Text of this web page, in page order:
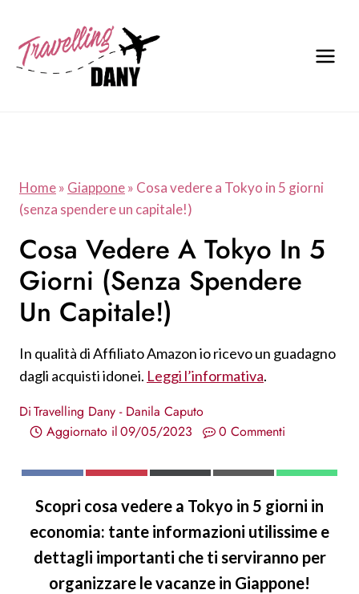
contenuto
Home» Giappone» Cosa vedere a Tokyo in 5 giorni
(senza spendere un capitale!)
Cosa Vedere A Tokyo In 5
Giorni (senza Spendere
Un Capitale!)
In qualità di Affiliato Amazon io ricevo un guadagno
dagli acquisti idonei. Leggi l’informativa.
DiTravelling Dany - Danila Caputo
Aggiornato il09/05/2023 0 Commenti
S
A
E
O
N
F
C
B
O
O
K
S
A
E
O
N
P
N
E
R
E
S
S
A
E
O
N
X
T
I
T
T
E
S
A
R
E
O
N
E
A
I
L
S
A
E
O
N
W
H
A
S
A
P
P
Scopri cosa vedere a Tokyo in 5 giorni in
economia: tante informazioni utilissime e
dettagli importanti che ti serviranno per
organizzare le vacanze in Giappone!